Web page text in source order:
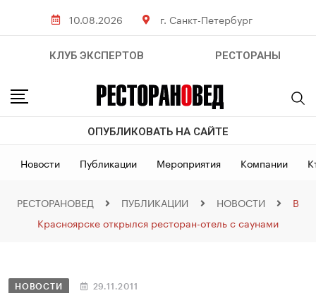
10.08.2026 г. Санкт-Петербург
КЛУБ ЭКСПЕРТОВ РЕСТОРАНЫ
ОПУБЛИКОВАТЬ НА САЙТЕ
Новости Публикации Мероприятия Компании
РЕСТОРАНОВЕД ПУБЛИКАЦИИ НОВОСТИ
В
Красноярске открылся ресторан-отель с саунами
НОВОСТИ 29.11.2011